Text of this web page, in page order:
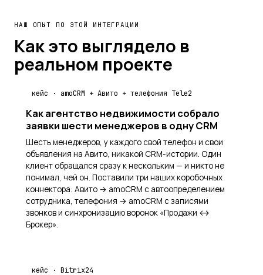
НАШ ОПЫТ ПО ЭТОЙ ИНТЕГРАЦИИ
Как это выглядело в
реальном проекте
кейс · amoCRM + Авито + телефония Tele2
Как агентство недвижимости собрало
заявки шести менеджеров в одну CRM
Шесть менеджеров, у каждого свой телефон и свои
объявления на Авито, никакой CRM-истории. Один
клиент обращался сразу к нескольким — и никто не
понимал, чей он. Поставили три наших коробочных
коннектора: Авито → amoCRM с автоопределением
сотрудника, телефония → amoCRM с записями
звонков и синхронизацию воронок «Продажи ↔
Брокер».
кейс · Bitrix24